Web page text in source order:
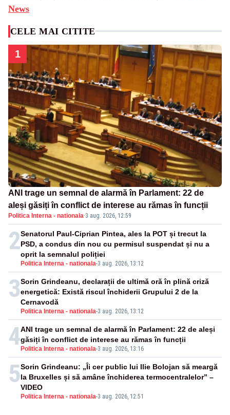
News
CELE MAI CITITE
1
ANI trage un semnal de alarmă în Parlament: 22 de
aleși găsiți în conflict de interese au rămas în funcții
Politica Interna - nationala·3 aug. 2026, 12:59
2
Politica Interna - nationala-3 aug. 2026, 13:12
Senatorul Paul-Ciprian Pintea, ales la POT și trecut la
PSD, a condus din nou cu permisul suspendat și nu a
oprit la semnalul poliției
3
Politica Interna - nationala-3 aug. 2026, 13:12
Sorin Grindeanu, declarații de ultimă oră în plină criză
energetică: Există riscul închiderii Grupului 2 de la
Cernavodă
4 Politica Interna - nationala-3 aug. 2026, 13:16
ANI trage un semnal de alarmă în Parlament: 22 de aleși
găsiți în conflict de interese au rămas în funcții
5
Politica Interna - nationala-3 aug. 2026, 12:51
Sorin Grindeanu: „Îi cer public lui Ilie Bolojan să meargă
la Bruxelles și să amâne închiderea termocentralelor” –
VIDEO